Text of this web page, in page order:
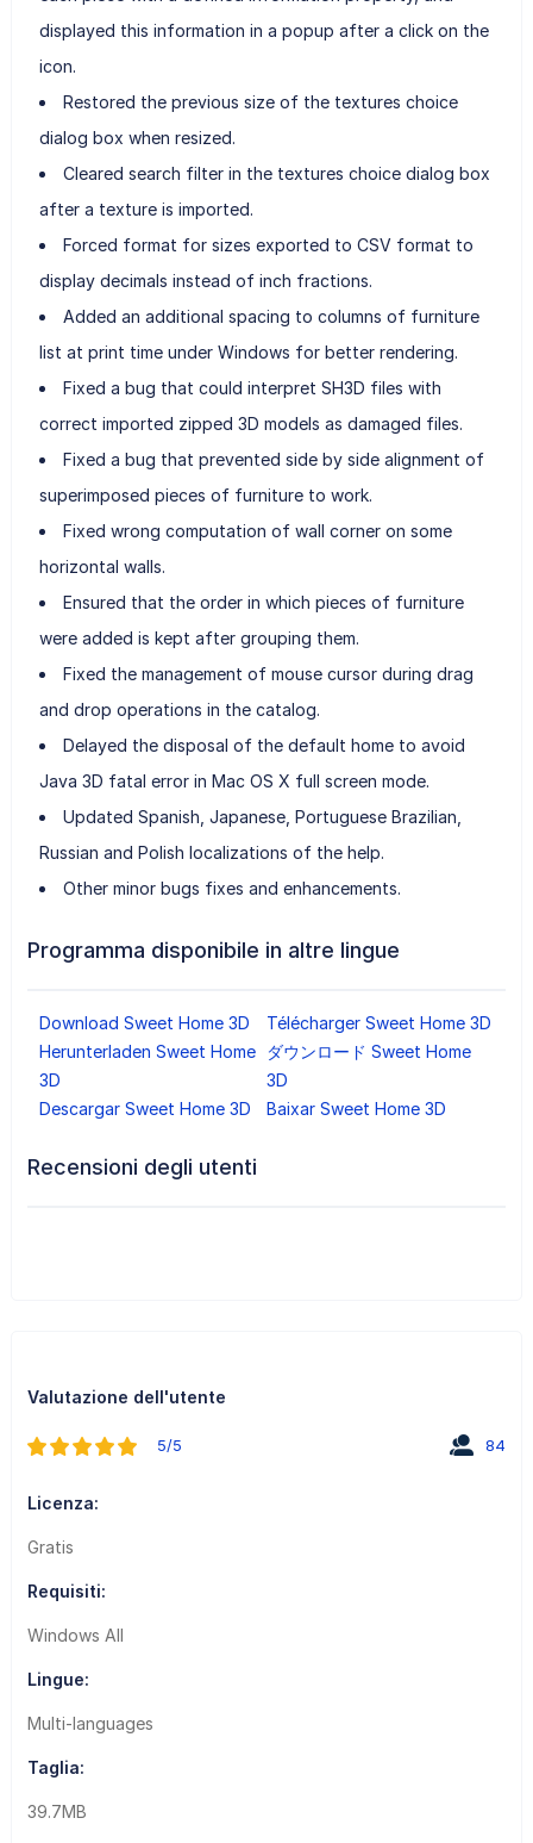
displayed this information in a popup after a click on the
icon.
Restored the previous size of the textures choice
dialog box when resized.
Cleared search filter in the textures choice dialog box
after a texture is imported.
Forced format for sizes exported to CSV format to
display decimals instead of inch fractions.
Added an additional spacing to columns of furniture
list at print time under Windows for better rendering.
Fixed a bug that could interpret SH3D files with
correct imported zipped 3D models as damaged files.
Fixed a bug that prevented side by side alignment of
superimposed pieces of furniture to work.
Fixed wrong computation of wall corner on some
horizontal walls.
Ensured that the order in which pieces of furniture
were added is kept after grouping them.
Fixed the management of mouse cursor during drag
and drop operations in the catalog.
Delayed the disposal of the default home to avoid
Java 3D fatal error in Mac OS X full screen mode.
Updated Spanish, Japanese, Portuguese Brazilian,
Russian and Polish localizations of the help.
Other minor bugs fixes and enhancements.
Programma disponibile in altre lingue
Download Sweet Home 3D
Télécharger Sweet Home 3D
Herunterladen Sweet Home
3D
ダウンロード Sweet Home
3D
Descargar Sweet Home 3D
Baixar Sweet Home 3D
Recensioni degli utenti
Valutazione dell'utente
5/5 84
Licenza:
Gratis
Requisiti:
Windows All
Lingue:
Multi-languages
Taglia:
39.7MB